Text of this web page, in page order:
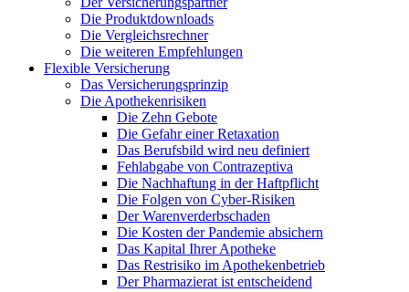
Die Produktdownloads
Die Vergleichsrechner
Die weiteren Empfehlungen
Flexible Versicherung
Das Versicherungsprinzip
Die Apothekenrisiken
Die Zehn Gebote
Die Gefahr einer Retaxation
Das Berufsbild wird neu definiert
Fehlabgabe von Contrazeptiva
Die Nachhaftung in der Haftpflicht
Die Folgen von Cyber-Risiken
Der Warenverderbschaden
Die Kosten der Pandemie absichern
Das Kapital Ihrer Apotheke
Das Restrisiko im Apothekenbetrieb
Der Pharmazierat ist entscheidend